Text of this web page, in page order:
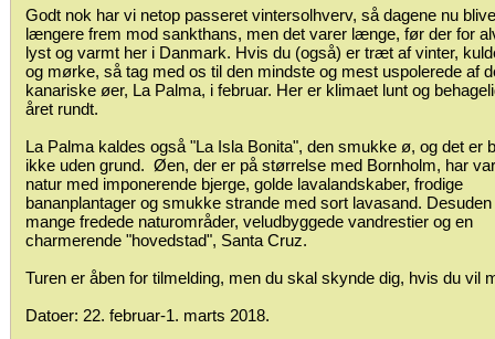
Godt nok har vi netop passeret vintersolhverv, så dagene nu
længere frem mod sankthans, men det varer længe, før der for
lyst og varmt her i Danmark. Hvis du (også) er træt af vinter,
og mørke, så tag med os til den mindste og mest uspolerede af
kanariske øer, La Palma, i februar. Her er klimaet lunt og
året rundt.
La Palma kaldes også "La Isla Bonita", den smukke ø, og det er
ikke uden grund. Øen, der er på størrelse med Bornholm, har
natur med imponerende bjerge, golde lavalandskaber, frodige
bananplantager og smukke strande med sort lavasand.
mange fredede naturområder, veludbyggede vandrestier og en
charmerende "hovedstad", Santa Cruz.
Turen er åben for tilmelding, men du skal skynde dig, hvis du vil
Datoer: 22. februar-1. marts 2018.